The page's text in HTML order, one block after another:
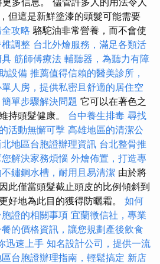
但這是新鮮塗漆的頭髮可能需要
攻略 駱駝油非常營養，而不會使
調整 台北外燴服務，滿足各類活
筋師傅療法 輔聽器，為聽力有障
設備 推薦值得信賴的醫美診所，
人房，提供私密且舒適的居住空
單步驟解決問題 它可以在著色之
持頭髮健康。 台中養生排毒 尋找
活動無懈可擊 高雄地區的清潔公
北地區台胞證辦理資訊 台北整骨推
解決家務煩惱 外燴佈置，打造專
鏽鋼水槽，耐用且易清潔 由於將
此僅當頭髮截止頭皮的比例傾斜到
好地為此目的獲得防曬霜。 如何
證的相關事項 宜蘭徵信社，專業
餐的價格資訊，讓您規劃產後飲食
迅速上手 知名設計公司，提供一流
台胞證辦理指南，輕鬆搞定 新店